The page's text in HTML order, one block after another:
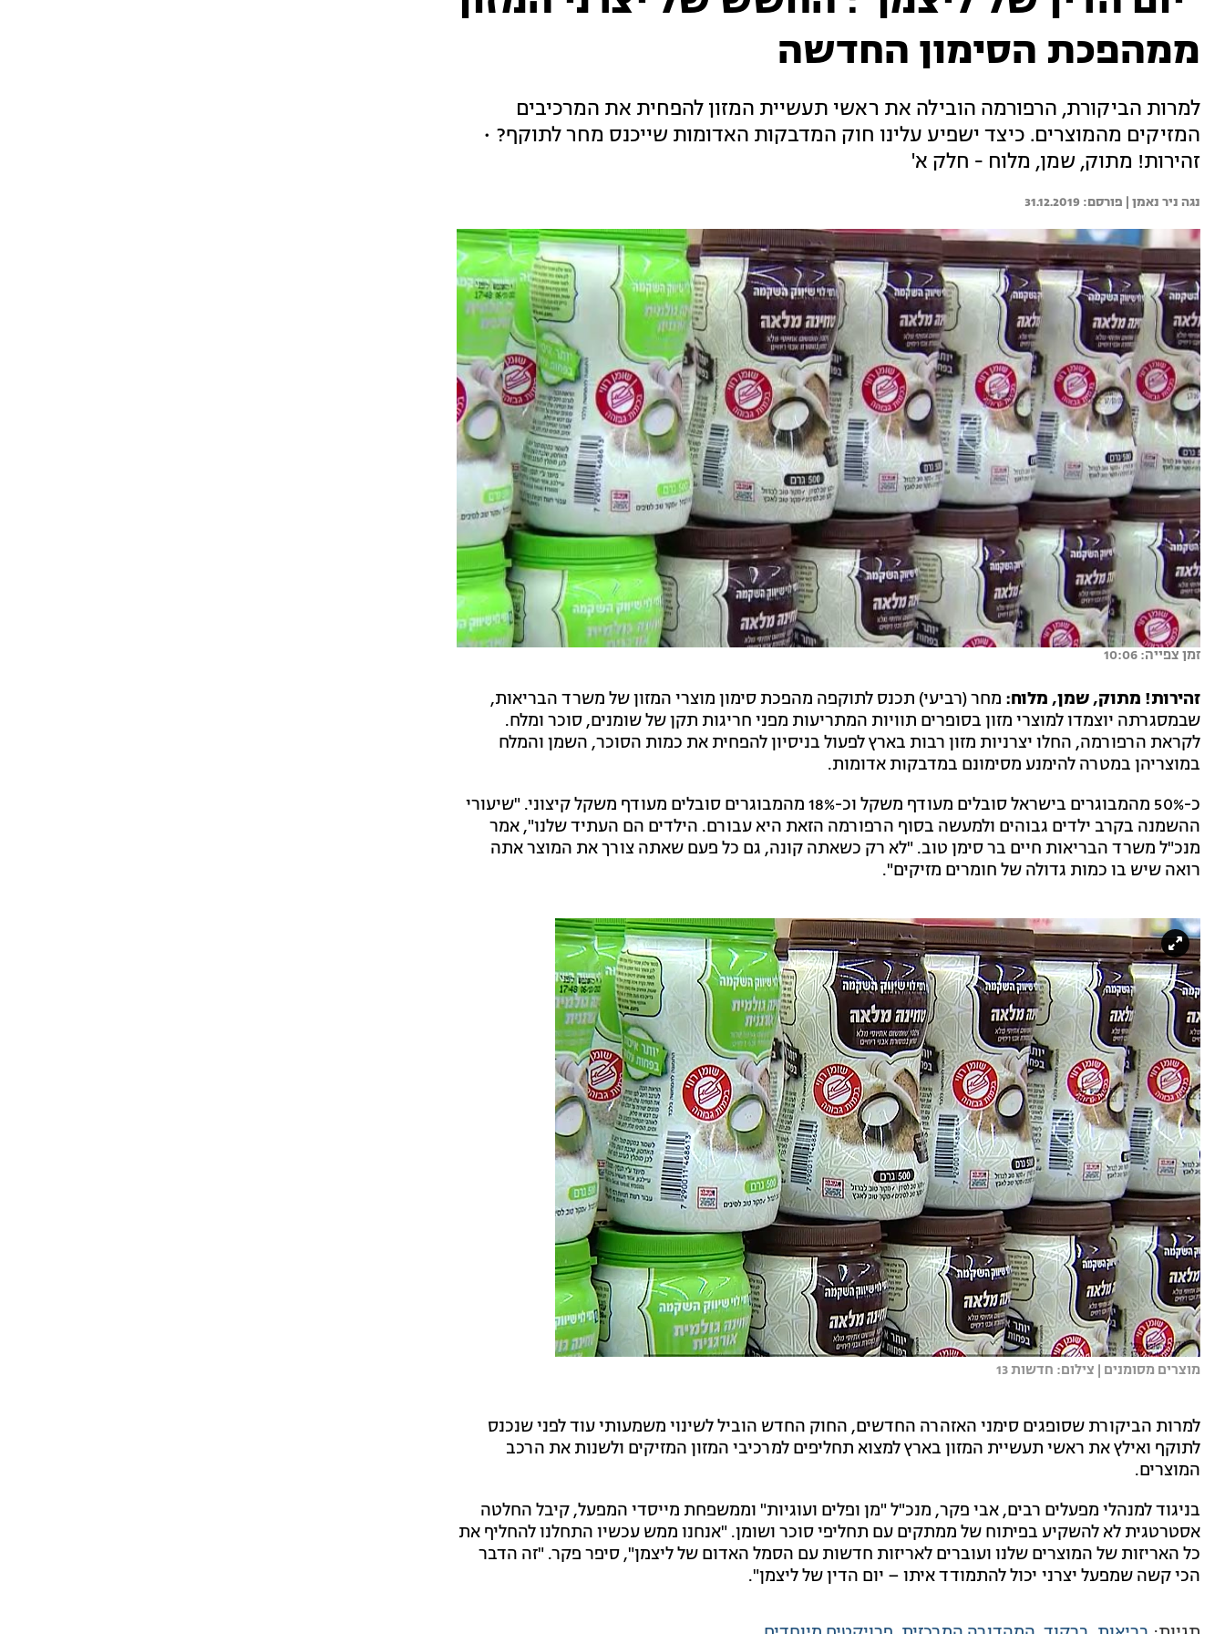
ממהפכת הסימון החדשה
למרות הביקורת, הרפורמה הובילה את ראשי תעשיית המזון להפחית את המרכיבים
המזיקים מהמוצרים. כיצד ישפיע עלינו חוק המדבקות האדומות שייכנס מחר לתוקף? •
זהירות! מתוק, שמן, מלוח - חלק א'
נגה ניר נאמן | 31.12.2019
זמן צפייה: 10:06
זהירות! מתוק, שמן, מלוח: מחר (רביעי) תכנס לתוקפה מהפכת סימון מוצרי המזון של משרד הבריאות,
שבמסגרתה יוצמדו למוצרי מזון בסופרים תוויות המתריעות מפני חריגות תקן של שומנים, סוכר ומלח.
לקראת הרפורמה, החלו יצרניות מזון רבות בארץ לפעול בניסיון להפחית את כמות הסוכר, השמן והמלח
במוצריהן במטרה להימנע מסימונם במדבקות אדומות.
כ-50% מהמבוגרים בישראל סובלים מעודף משקל וכ-18% מהמבוגרים סובלים מעודף משקל קיצוני. "שיעורי
ההשמנה בקרב ילדים גבוהים ולמעשה בסוף הרפורמה הזאת היא עבורם. הילדים הם העתיד שלנו", אמר
מנכ"ל משרד הבריאות חיים בר סימן טוב. "לא רק כשאתה קונה, גם כל פעם שאתה צורך את המוצר אתה
רואה שיש בו כמות גדולה של חומרים מזיקים".
מוצרים מסומנים | צילום: חדשות 13
למרות הביקורת שסופגים סימני האזהרה החדשים, החוק החדש הוביל לשינוי משמעותי עוד לפני שנכנס
לתוקף ואילץ את ראשי תעשיית המזון בארץ למצוא תחליפים למרכיבי המזון המזיקים ולשנות את הרכב
המוצרים.
בניגוד למנהלי מפעלים רבים, אבי פקר, מנכ"ל "מן ופלים ועוגיות" וממשפחת מייסדי המפעל, קיבל החלטה
אסטרטגית לא להשקיע בפיתוח של ממתקים עם תחליפי סוכר ושומן. "אנחנו ממש עכשיו התחלנו להחליף את
כל האריזות של המוצרים שלנו ועוברים לאריזות חדשות עם הסמל האדום של ליצמן", סיפר פקר. "זה הדבר
הכי קשה שמפעל יצרני יכול להתמודד איתו – יום הדין של ליצמן".